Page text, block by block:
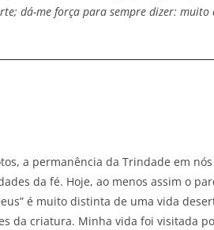
dá-me força para sempre dizer:
a permanência da Trindade em
da fé. Hoje, ao menos assim o
é muito distinta de uma vida
da criatura. Minha vida foi visitada